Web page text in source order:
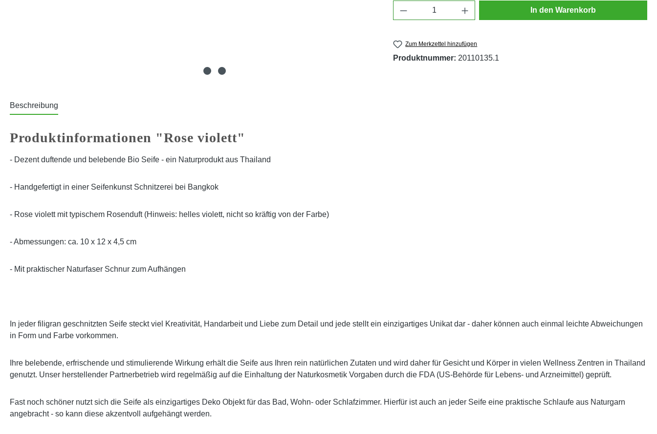
Produkt Anzahl: Gib den gewünschten Wert ein
In den Warenkorb
Zum Merkzettel hinzufügen
Produktnummer: 20110135.1
Beschreibung
Produktinformationen "Rose violett"
- Dezent duftende und belebende Bio Seife - ein Naturprodukt aus Thailand
- Handgefertigt in einer Seifenkunst Schnitzerei bei Bangkok
- Rose violett mit typischem Rosenduft (Hinweis: helles violett, nicht so kräftig von der Farbe)
- Abmessungen: ca. 10 x 12 x 4,5 cm
- Mit praktischer Naturfaser Schnur zum Aufhängen
In jeder filigran geschnitzten Seife steckt viel Kreativität, Handarbeit und Liebe zum Detail und jede stellt ein einzigartiges Unikat dar - daher können auch einmal leichte Abweichungen
in Form und Farbe vorkommen.
Ihre belebende, erfrischende und stimulierende Wirkung erhält die Seife aus Ihren rein natürlichen Zutaten und wird daher für Gesicht und Körper in vielen Wellness Zentren in Thailand
genutzt. Unser herstellender Partnerbetrieb wird regelmäßig auf die Einhaltung der Naturkosmetik Vorgaben durch die FDA (US-Behörde für Lebens- und Arzneimittel) geprüft.
Fast noch schöner nutzt sich die Seife als einzigartiges Deko Objekt für das Bad, Wohn- oder Schlafzimmer. Hierfür ist auch an jeder Seife eine praktische Schlaufe aus Naturgarn
angebracht - so kann diese akzentvoll aufgehängt werden.